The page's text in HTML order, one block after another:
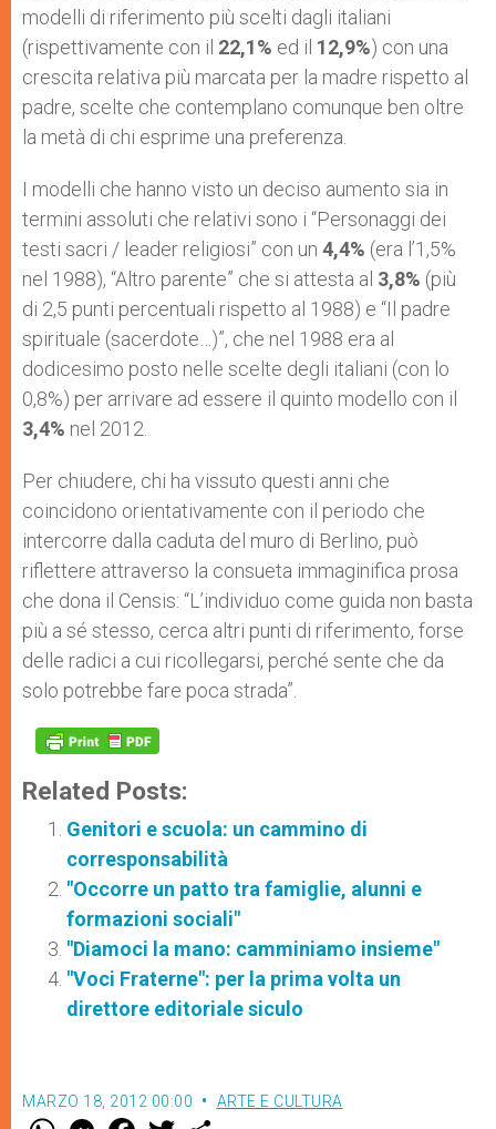
modelli di riferimento più scelti dagli italiani
(rispettivamente con il 22,1% ed il 12,9%) con una
crescita relativa più marcata per la madre rispetto al
padre, scelte che contemplano comunque ben oltre
la metà di chi esprime una preferenza.
I modelli che hanno visto un deciso aumento sia in
termini assoluti che relativi sono i “Personaggi dei
testi sacri / leader religiosi” con un 4,4% (era l’1,5%
nel 1988), “Altro parente” che si attesta al 3,8% (più
di 2,5 punti percentuali rispetto al 1988) e “Il padre
spirituale (sacerdote…)”, che nel 1988 era al
dodicesimo posto nelle scelte degli italiani (con lo
0,8%) per arrivare ad essere il quinto modello con il
3,4% nel 2012.
Per chiudere, chi ha vissuto questi anni che
coincidono orientativamente con il periodo che
intercorre dalla caduta del muro di Berlino, può
riflettere attraverso la consueta immaginifica prosa
che dona il Censis: “L’individuo come guida non basta
più a sé stesso, cerca altri punti di riferimento, forse
delle radici a cui ricollegarsi, perché sente che da
solo potrebbe fare poca strada”.
Related Posts:
Genitori e scuola: un cammino di
corresponsabilità
"Occorre un patto tra famiglie, alunni e
formazioni sociali"
"Diamoci la mano: camminiamo insieme"
"Voci Fraterne": per la prima volta un
direttore editoriale siculo
MARZO 18, 2012 00:00 ARTE E CULTURA
W M F